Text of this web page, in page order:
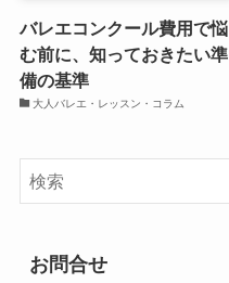
バレエコンクール費用で悩
む前に、知っておきたい準
備の基準
大人バレエ・レッスン・コラム
お問合せ